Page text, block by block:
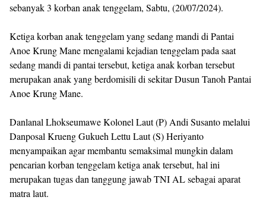
sebanyak 3 korban anak tenggelam, Sabtu, (20/07/2024).
Ketiga korban anak tenggelam yang sedang mandi di Pantai
Anoe Krung Mane mengalami kejadian tenggelam pada saat
sedang mandi di pantai tersebut, ketiga anak korban tersebut
merupakan anak yang berdomisili di sekitar Dusun Tanoh Pantai
Anoe Krung Mane.
Danlanal Lhokseumawe Kolonel Laut (P) Andi Susanto melalui
Danposal Krueng Gukueh Lettu Laut (S) Heriyanto
menyampaikan agar membantu semaksimal mungkin dalam
pencarian korban tenggelam ketiga anak tersebut, hal ini
merupakan tugas dan tanggung jawab TNI AL sebagai aparat
matra laut.